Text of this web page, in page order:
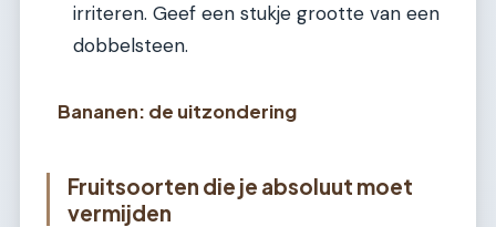
irriteren. Geef een stukje grootte van een
dobbelsteen.
Bananen: de uitzondering
Fruitsoorten die je absoluut moet
vermijden